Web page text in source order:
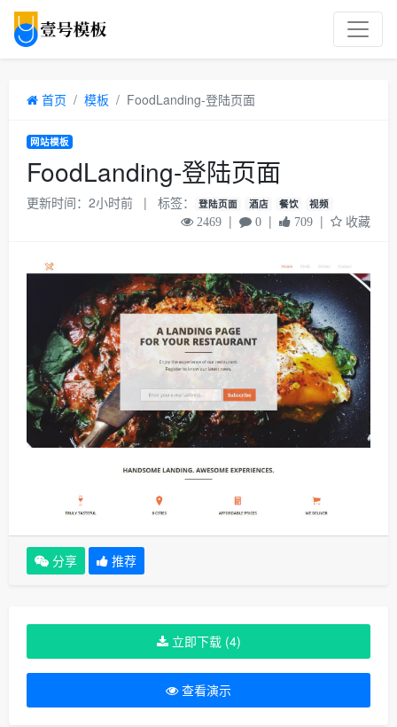
首页 模板 FoodLanding-登陆页面
网站模板
FoodLanding-登陆页面
更新时间：2小时前 | 标签： 登陆页面 酒店 餐饮 视频
2469 | 0 | 709 | 收藏
分享 推荐
立即下载 (4)
查看演示